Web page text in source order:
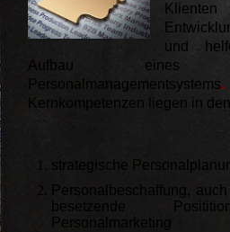
und
Aufbau eines
Personalmanagementsystems
Kernkompetenzen liegen in
strategische
Personalbeschaffung,
besetzende
Personalmarketing